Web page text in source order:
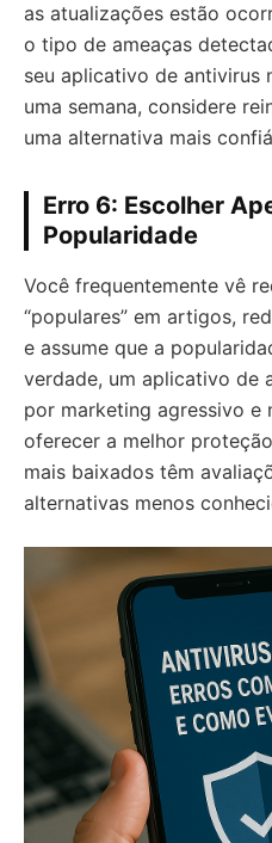
as atualizações estão
o tipo de ameaças
seu aplicativo de antivirus
uma semana, considere
uma alternativa mais
Erro 6: Escolher
Popularidade
Você frequentemente vê
“populares” em artigos,
e assume que a
verdade, um aplicativo de
por marketing agressivo e
oferecer a melhor
mais baixados têm
alternativas menos